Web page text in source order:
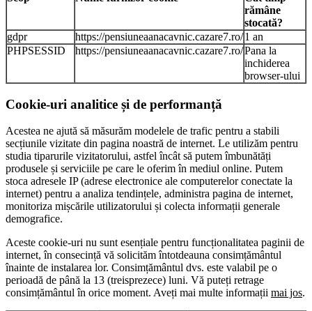
rămâne
stocată?
gdpr
https://pensiuneaanacavnic.cazare7.ro/1 an
PHPSESSID
https://pensiuneaanacavnic.cazare7.ro/Pana la
inchiderea
browser-ului
Cookie-uri analitice și de performanță
Acestea ne ajută să măsurăm modelele de trafic pentru a stabili
secțiunile vizitate din pagina noastră de internet. Le utilizăm pentru
studia tiparurile vizitatorului, astfel încât să putem îmbunătăți
produsele și serviciile pe care le oferim în mediul online. Putem
stoca adresele IP (adrese electronice ale computerelor conectate la
internet) pentru a analiza tendințele, administra pagina de internet,
monitoriza mișcările utilizatorului și colecta informații generale
demografice.
Aceste cookie-uri nu sunt esențiale pentru funcționalitatea paginii de
internet, în consecință vă solicităm întotdeauna consimțământul
înainte de instalarea lor. Consimțământul dvs. este valabil pe o
perioadă de până la 13 (treisprezece) luni. Vă puteți retrage
consimțământul în orice moment. Aveți mai multe informații mai jos.